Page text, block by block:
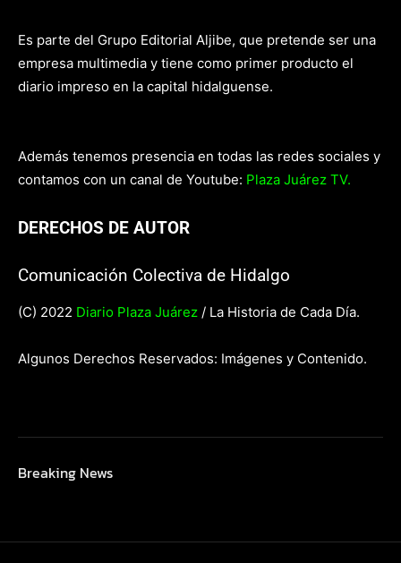
Es parte del Grupo Editorial Aljibe, que pretende ser una
empresa multimedia y tiene como primer producto el
diario impreso en la capital hidalguense.
Además tenemos presencia en todas las redes sociales y
contamos con un canal de Youtube: Plaza Juárez TV.
DERECHOS DE AUTOR
Comunicación Colectiva de Hidalgo
(C) 2022 Diario Plaza Juárez / La Historia de Cada Día.
Algunos Derechos Reservados: Imágenes y Contenido.
Breaking News